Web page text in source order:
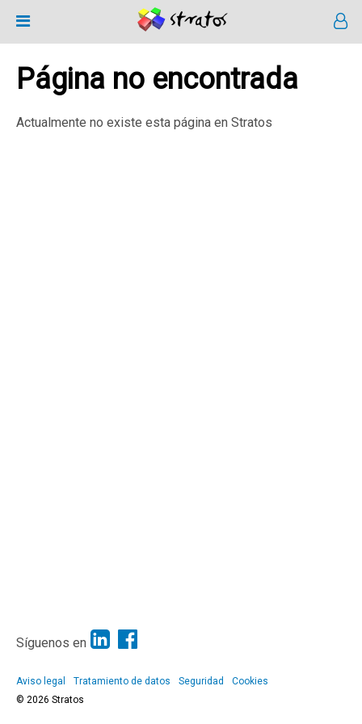
Página no encontrada
Actualmente no existe esta página en Stratos
Síguenos en
Aviso legal Tratamiento de datos Seguridad
Cookies
© 2026 Stratos